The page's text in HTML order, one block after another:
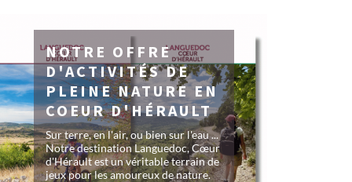
NOTRE OFFRE
D'ACTIVITÉS DE
PLEINE NATURE EN
COEUR D'HÉRAULT
Sur terre, en l'air, ou bien sur l'eau ...
Notre destination Languedoc, Cœur
d'Hérault est un véritable terrain de
jeux pour les amoureux de nature.